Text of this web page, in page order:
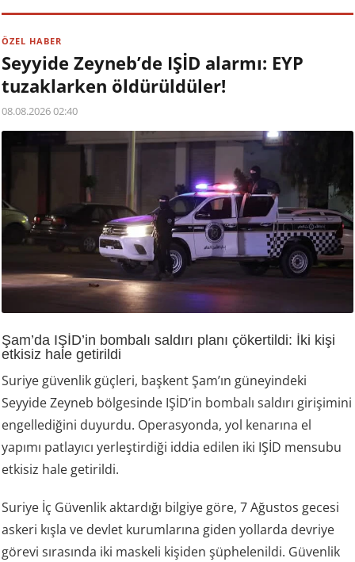
ÖZEL HABER
Seyyide Zeyneb’de IŞİD alarmı: EYP
tuzaklarken öldürüldüler!
08.08.2026 02:40
Şam’da IŞİD’in bombalı saldırı planı çökertildi: İki kişi
etkisiz hale getirildi
Suriye güvenlik güçleri, başkent Şam’ın güneyindeki
Seyyide Zeyneb bölgesinde IŞİD’in bombalı saldırı girişimini
engellediğini duyurdu. Operasyonda, yol kenarına el
yapımı patlayıcı yerleştirdiği iddia edilen iki IŞİD mensubu
etkisiz hale getirildi.
Suriye İç Güvenlik aktardığı bilgiye göre, 7 Ağustos gecesi
askeri kışla ve devlet kurumlarına giden yollarda devriye
görevi sırasında iki maskeli kişiden şüphelenildi. Güvenlik